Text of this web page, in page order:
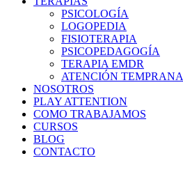
PSICOLOGÍA
LOGOPEDIA
FISIOTERAPIA
PSICOPEDAGOGÍA
TERAPIA EMDR
ATENCIÓN TEMPRANA
NOSOTROS
PLAY ATTENTION
COMO TRABAJAMOS
CURSOS
BLOG
CONTACTO